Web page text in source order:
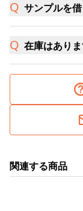
サンプルを
在庫はあり
関連する商品